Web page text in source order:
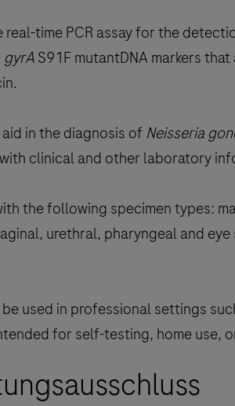
real-time PCR assay for the
gyrAS91F mutantDNA markers
in the diagnosis of Neisseria
clinical and other laboratory
the following specimen types:
urethral, pharyngeal and eye
used in professional settings
for self-testing, home use,